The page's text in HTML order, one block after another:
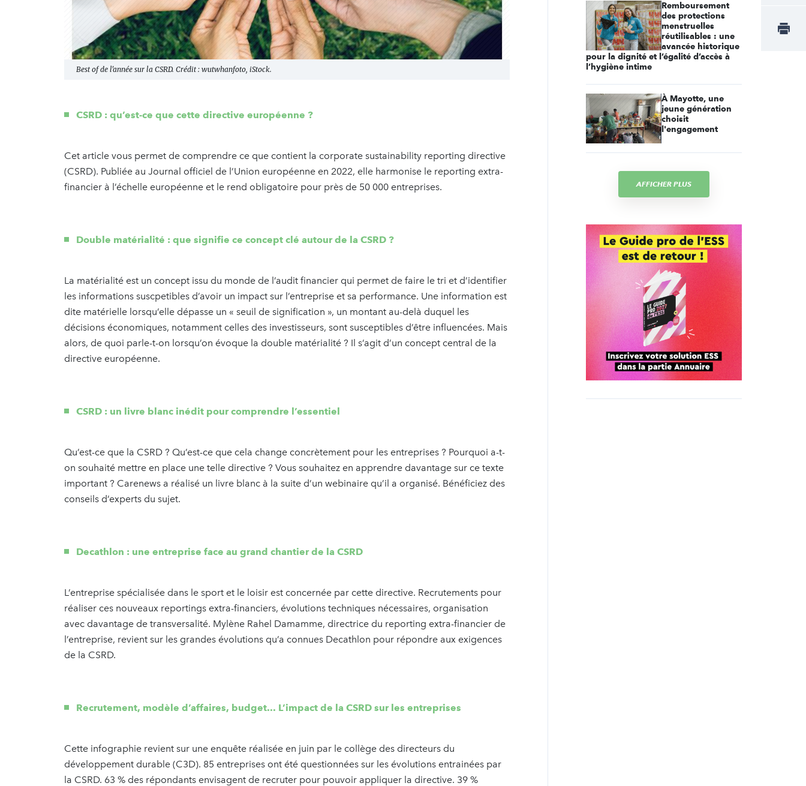
Best of de l'année sur la CSRD. Crédit : wutwhanfoto, iStock.
CSRD : qu’est-ce que cette directive européenne ?
Cet article vous permet de comprendre ce que contient la corporate sustainability reporting directive
(CSRD). Publiée au Journal officiel de l’Union européenne en 2022, elle harmonise le reporting extra-
financier à l’échelle européenne et le rend obligatoire pour près de 50 000 entreprises.
Double matérialité : que signifie ce concept clé autour de la CSRD ?
La matérialité est un concept issu du monde de l’audit financier qui permet de faire le tri et d’identifier
les informations suscpetibles d’avoir un impact sur l’entreprise et sa performance. Une information est
dite matérielle lorsqu’elle dépasse un « seuil de signification », un montant au-delà duquel les
décisions économiques, notamment celles des investisseurs, sont susceptibles d’être influencées. Mais
alors, de quoi parle-t-on lorsqu’on évoque la double matérialité ? Il s’agit d’un concept central de la
directive européenne.
CSRD : un livre blanc inédit pour comprendre l’essentiel
Qu’est-ce que la CSRD ? Qu’est-ce que cela change concrètement pour les entreprises ? Pourquoi a-t-
on souhaité mettre en place une telle directive ? Vous souhaitez en apprendre davantage sur ce texte
important ? Carenews a réalisé un livre blanc à la suite d’un webinaire qu’il a organisé. Bénéficiez des
conseils d’experts du sujet.
Decathlon : une entreprise face au grand chantier de la CSRD
L’entreprise spécialisée dans le sport et le loisir est concernée par cette directive. Recrutements pour
réaliser ces nouveaux reportings extra-financiers, évolutions techniques nécessaires, organisation
avec davantage de transversalité. Mylène Rahel Damamme, directrice du reporting extra-financier de
l’entreprise, revient sur les grandes évolutions qu’a connues Decathlon pour répondre aux exigences
de la CSRD.
Recrutement, modèle d’affaires, budget... L’impact de la CSRD sur les entreprises
Cette infographie revient sur une enquête réalisée en juin par le collège des directeurs du
développement durable (C3D). 85 entreprises ont été questionnées sur les évolutions entrainées par
la CSRD. 63 % des répondants envisagent de recruter pour pouvoir appliquer la directive. 39 %
Remboursement
des protections
menstruelles
réutilisables : une
avancée historique
pour la dignité et l’égalité d’accès à
l’hygiène intime
À Mayotte, une
jeune génération
choisit
l'engagement
AFFICHER PLUS